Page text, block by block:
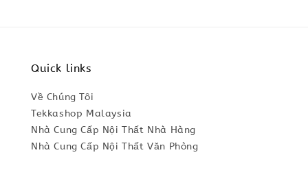
Quick links
Về Chúng Tôi
Tekkashop Malaysia
Nhà Cung Cấp Nội Thất Nhà Hàng
Nhà Cung Cấp Nội Thất Văn Phòng